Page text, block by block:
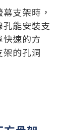
支架時，
能安裝支
速的方
的孔洞